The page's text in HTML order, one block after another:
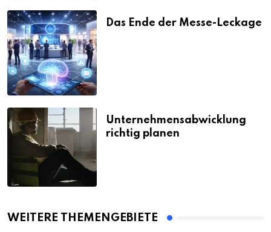
Das Ende der Messe-Leckage
Unternehmensabwicklung
richtig planen
WEITERE THEMENGEBIETE